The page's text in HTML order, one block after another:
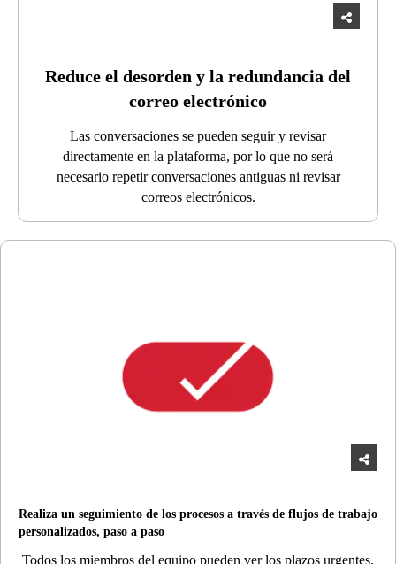
Reduce el desorden y la redundancia del
correo electrónico
Las conversaciones se pueden seguir y revisar
directamente en la plataforma, por lo que no será
necesario repetir conversaciones antiguas ni revisar
correos electrónicos.
Realiza un seguimiento de los procesos a través de flujos de trabajo
personalizados, paso a paso
Todos los miembros del equipo pueden ver los plazos urgentes,